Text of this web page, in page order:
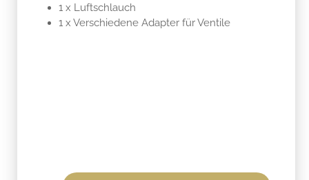
1 x Luftschlauch
1 x Verschiedene Adapter für Ventile